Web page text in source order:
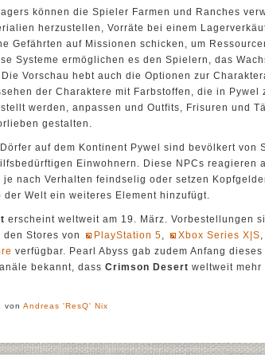
können die Spieler Farmen und Ranches
herzustellen, Vorräte bei einem
Gefährten auf Missionen schicken, um
Systeme ermöglichen es den Spielern, das
Vorschau hebt auch die Optionen zur
der Charaktere mit Farbstoffen, die in Pywel
werden, anpassen und Outfits, Frisuren und
gestalten.
auf dem Kontinent Pywel sind bevölkert von
Einwohnern. Diese NPCs reagieren
je nach Verhalten feindselig oder setzen
der Welt ein weiteres Element hinzufügt.
erscheint weltweit am 19. März. Vorbestellungen
Stores von
PlayStation 5, Xbox Series X|S,
verfügbar. Pearl Abyss gab zudem Anfang
bekannt, dass Crimson Desert weltweit
von Andreas 'ResQ' Nix